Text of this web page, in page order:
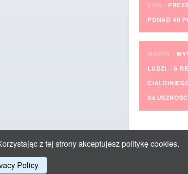
EWA -
PONAD 40
MARTA -
LUDZI – 6
z tej strony akceptujesz politykę cookies.
Policy